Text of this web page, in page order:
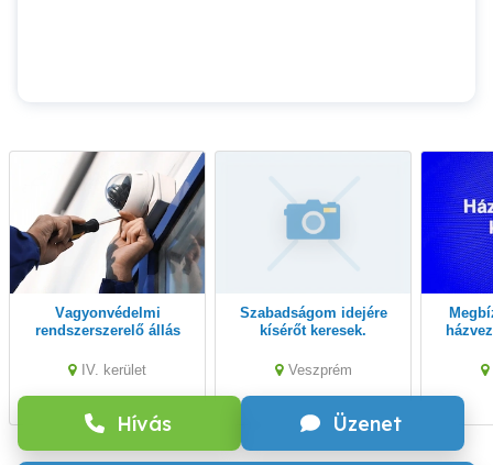
Hívás Üzenet
Vagyonvédelmi
rendszerszerelő állás
IV. kerület
Szabadságom idejére
kísérőt keresek.
Veszprém
Megbízható, igényes